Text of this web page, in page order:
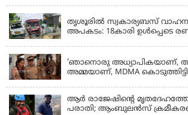
തൃശൂരിൽ സ്വകാര്യബസ്
അപകടം: 18കാരി ഉൾപ്പെടെ
'ഞാനൊരു അധ്യാപികയാണ്,
അമ്മയാണ്‌, MDMA
ആര്‍ രാജേഷിന്റെ
പരാതി; ആംബുലന്‍സ്